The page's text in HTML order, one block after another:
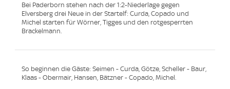
Bei Paderborn stehen nach der 1:2-Niederlage gegen
Elversberg drei Neue in der Startelf: Curda, Copado und
Michel starten für Wörner, Tigges und den rotgesperrten
Brackelmann.
So beginnen die Gäste: Seimen - Curda, Götze, Scheller - Baur,
Klaas - Obermair, Hansen, Bätzner - Copado, Michel.